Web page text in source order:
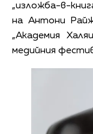
„изложба-в-
на Антони
„Академия
медийния